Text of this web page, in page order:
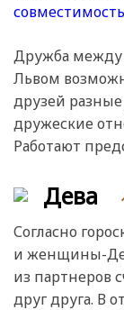
совместимость
Дружба
Львом
друзей
дружеские
Работают
Дева
Согласно
и женщины-
из партнеров
друг друга. В